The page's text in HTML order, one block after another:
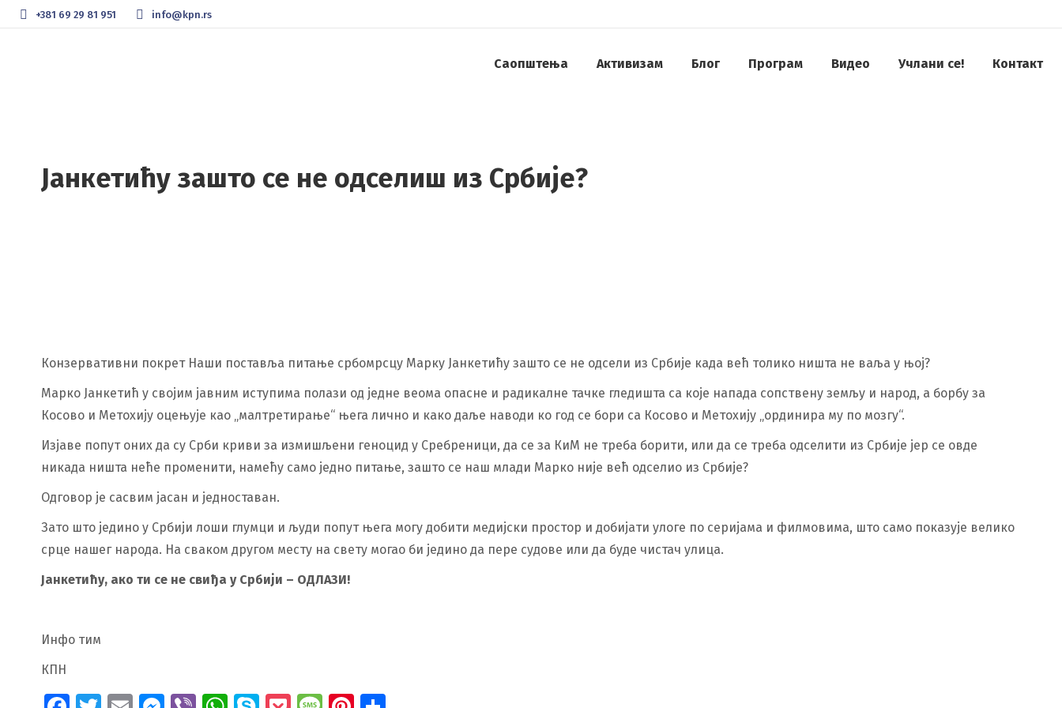
+381 69 29 81 951 info@kpn.rs
Саопштења Активизам Блог Програм Видео Учлани се! Контакт
Јанкетићу зашто се не одселиш из Србије?
Конзервативни покрет Наши поставља питање србомрсцу Марку Јанкетићу зашто се не одсели из Србије када већ толико ништа не ваља у њој?
Марко Јанкетић у својим јавним иступима полази од једне веома опасне и радикалне тачке гледишта са које напада сопствену земљу и народ, а борбу за
Косово и Метохију оцењује као „малтретирање“ њега лично и како даље наводи ко год се бори са Косово и Метохију „ординира му по мозгу“.
Изјаве попут оних да су Срби криви за измишљени геноцид у Сребреници, да се за КиМ не треба борити, или да се треба одселити из Србије јер се овде
никада ништа неће променити, намећу само једно питање, зашто се наш млади Марко није већ одселио из Србије?
Одговор је сасвим јасан и једноставан.
Зато што једино у Србији лоши глумци и људи попут њега могу добити медијски простор и добијати улоге по серијама и филмовима, што само показује велико
срце нашег народа. На сваком другом месту на свету могао би једино да пере судове или да буде чистач улица.
Јанкетићу, ако ти се не свиђа у Србији – ОДЛАЗИ!
Инфо тим
КПН